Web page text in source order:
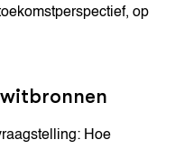
op
Hoe